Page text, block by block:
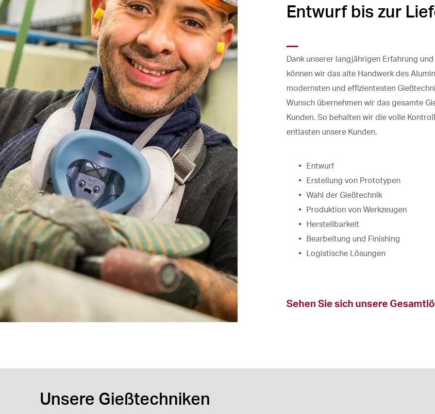
Entwurf bis zur
Dank unserer langjährigen Erfahrung
können wir das alte Handwerk des
modernsten und effizientesten
Wunsch übernehmen wir das gesamte
Kunden. So behalten wir die volle
entlasten unsere Kunden.
Entwurf
Erstellung von Prototypen
Wahl der Gießtechnik
Produktion von Werkzeugen
Herstellbarkeit
Bearbeitung und Finishing
Logistische Lösungen
Sehen Sie sich unsere
Unsere Gießtechniken